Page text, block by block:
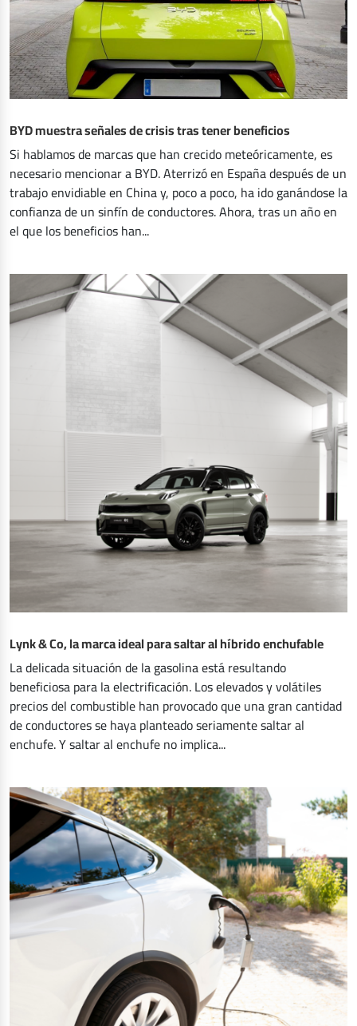
BYD muestra señales de crisis tras tener beneficios
Si hablamos de marcas que han crecido meteóricamente, es
necesario mencionar a BYD. Aterrizó en España después de un
trabajo envidiable en China y, poco a poco, ha ido ganándose la
confianza de un sinfín de conductores. Ahora, tras un año en
el que los beneficios han...
Lynk & Co, la marca ideal para saltar al híbrido enchufable
La delicada situación de la gasolina está resultando
beneficiosa para la electrificación. Los elevados y volátiles
precios del combustible han provocado que una gran cantidad
de conductores se haya planteado seriamente saltar al
enchufe. Y saltar al enchufe no implica...